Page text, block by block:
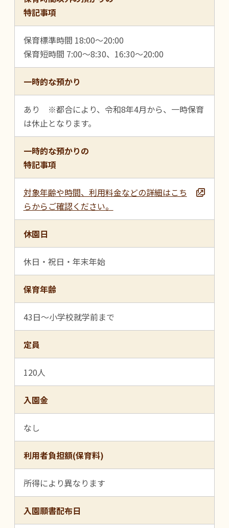
特記事項
保育標準時間 18:00～20:00
保育短時間 7:00～8:30、16:30～20:00
一時的な預かり
あり ※都合により、令和8年4月から、一時保育
は休止となります。
一時的な預かりの
特記事項
対象年齢や時間、利用料金などの詳細はこち
らからご確認ください。
休園日
休日・祝日・年末年始
保育年齢
43日～小学校就学前まで
定員
120人
入園金
なし
利用者負担額(保育料)
所得により異なります
入園願書配布日